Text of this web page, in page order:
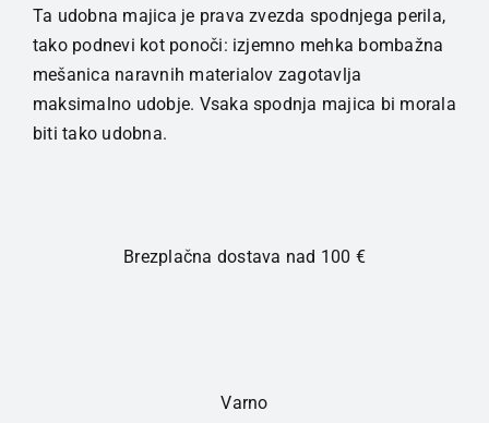
majica
kratek
rokav
moška
bela
Ta udobna majica je prava zvezda spodnjega perila,
tako podnevi kot ponoči: izjemno mehka bombažna
mešanica naravnih materialov zagotavlja
maksimalno udobje. Vsaka spodnja majica bi morala
biti tako udobna.
Brezplačna dostava nad 100 €
Varno